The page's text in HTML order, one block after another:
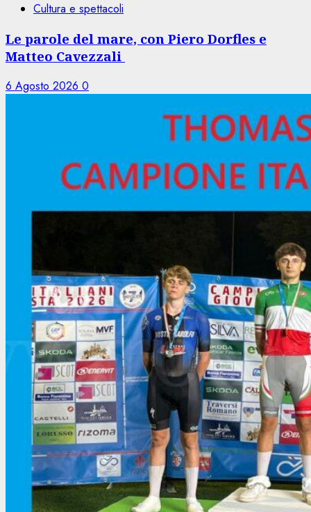
Cultura e spettacoli
Le parole del mare, con Piero Dorfles e
Matteo Cavezzali
6 Agosto 2026 0